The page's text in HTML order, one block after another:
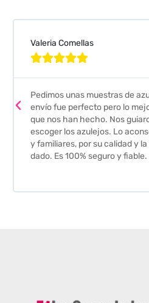
Valeria Comellas

Pedimos unas muestras de
envío fue perfecto pero lo
que nos han hecho. Nos
escoger los azulejos. Lo
y familiares, por su calidad y
dado. Es 100% seguro y fiable.